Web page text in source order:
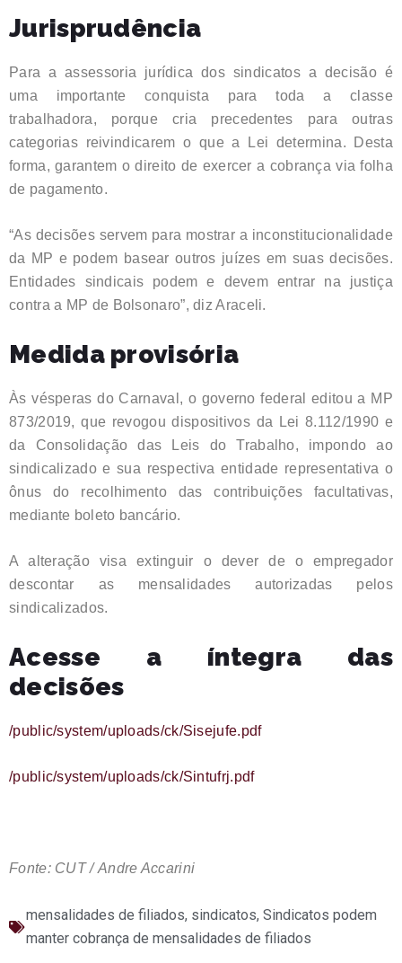
Jurisprudência
Para a assessoria jurídica dos sindicatos a decisão é
uma importante conquista para toda a classe
trabalhadora, porque cria precedentes para outras
categorias reivindicarem o que a Lei determina. Desta
forma, garantem o direito de exercer a cobrança via folha
de pagamento.
“As decisões servem para mostrar a inconstitucionalidade
da MP e podem basear outros juízes em suas decisões.
Entidades sindicais podem e devem entrar na justiça
contra a MP de Bolsonaro”, diz Araceli.
Medida provisória
Às vésperas do Carnaval, o governo federal editou a MP
873/2019, que revogou dispositivos da Lei 8.112/1990 e
da Consolidação das Leis do Trabalho, impondo ao
sindicalizado e sua respectiva entidade representativa o
ônus do recolhimento das contribuições facultativas,
mediante boleto bancário.
A alteração visa extinguir o dever de o empregador
descontar as mensalidades autorizadas pelos
sindicalizados.
Acesse a íntegra das
decisões
/public/system/uploads/ck/Sisejufe.pdf
/public/system/uploads/ck/Sintufrj.pdf
Fonte: CUT / Andre Accarini
mensalidades de filiados, sindicatos, Sindicatos podem
manter cobrança de mensalidades de filiados